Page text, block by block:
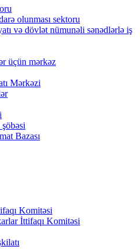
olunması sektoru
və dövlət nümunəli sənədlərlə iş
üçün mərkəz
Mərkəzi
Bazası
Komitəsi
İttifaqı Komitəsi